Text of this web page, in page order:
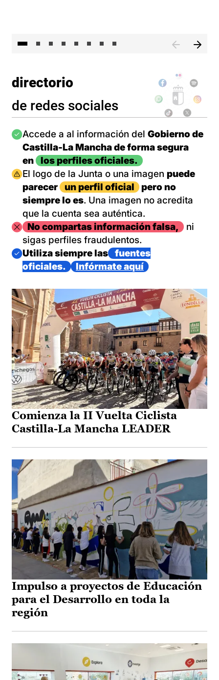
directorio
de redes sociales
Imagen
Accede a al información del Gobierno de
Castilla-La Mancha de forma segura
en
los perfiles oficiales.
Imagen
El logo de la Junta o una imagen puede
parecer
un perfil oficial
pero no
siempre lo es. Una imagen no acredita
que la cuenta sea auténtica.
ImagenNo compartas información falsa,
ni
sigas perfiles fraudulentos.
Imagen
Utiliza siempre las
fuentes
oficiales.
Infórmate aquí
Comienza la II Vuelta Ciclista
Castilla-La Mancha LEADER
Impulso a proyectos de Educación
para el Desarrollo en toda la
región